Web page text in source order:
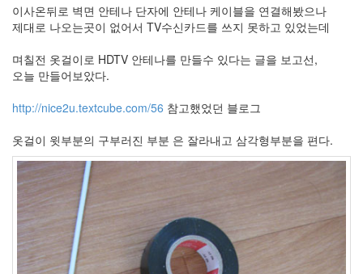
이사온뒤로 벽면 안테나 단자에 안테나 케이블을 연결해봤으나
제대로 나오는곳이 없어서 TV수신카드를 쓰지 못하고 있었는데
며칠전 옷걸이로 HDTV 안테나를 만들수 있다는 글을 보고선,
오늘 만들어보았다.
http://nice2u.textcube.com/56 참고했었던 블로그
옷걸이 윗부분의 구부러진 부분 은 잘라내고 삼각형부분을 편다.